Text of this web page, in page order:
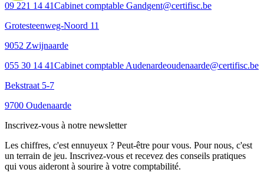
09 221 14 41Cabinet comptable Gandgent@certifisc.be
Grotesteenweg-Noord 11
9052 Zwijnaarde
055 30 14 41Cabinet comptable Audenardeoudenaarde@certifisc.be
Bekstraat 5-7
9700 Oudenaarde
Inscrivez-vous à notre newsletter
Les chiffres, c'est ennuyeux ? Peut-être pour vous. Pour nous, c'est
un terrain de jeu. Inscrivez-vous et recevez des conseils pratiques
qui vous aideront à sourire à votre comptabilité.